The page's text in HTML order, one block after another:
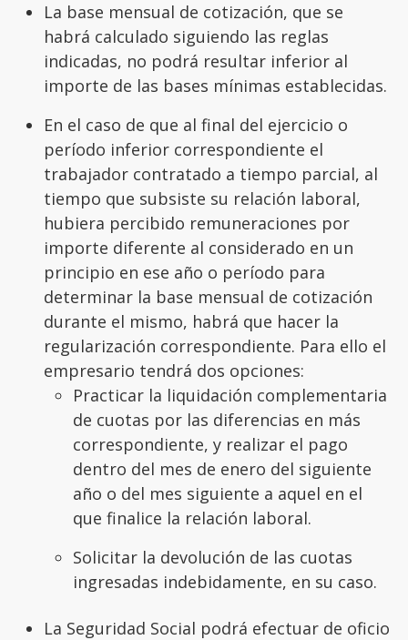
La base mensual de cotización, que se
habrá calculado siguiendo las reglas
indicadas, no podrá resultar inferior al
importe de las bases mínimas establecidas.
En el caso de que al final del ejercicio o
período inferior correspondiente el
trabajador contratado a tiempo parcial, al
tiempo que subsiste su relación laboral,
hubiera percibido remuneraciones por
importe diferente al considerado en un
principio en ese año o período para
determinar la base mensual de cotización
durante el mismo, habrá que hacer la
regularización correspondiente. Para ello el
empresario tendrá dos opciones:
Practicar la liquidación complementaria
de cuotas por las diferencias en más
correspondiente, y realizar el pago
dentro del mes de enero del siguiente
año o del mes siguiente a aquel en el
que finalice la relación laboral.
Solicitar la devolución de las cuotas
ingresadas indebidamente, en su caso.
La Seguridad Social podrá efectuar de oficio